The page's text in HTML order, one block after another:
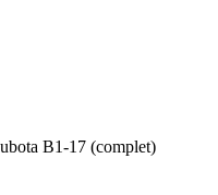
B1-17 (complet)